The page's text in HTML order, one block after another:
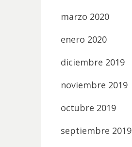
marzo 2020
enero 2020
diciembre 2019
noviembre 2019
octubre 2019
septiembre 2019